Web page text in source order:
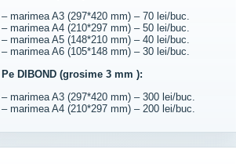
– marimea A3 (297*420 mm) – 70 lei/buc.
– marimea A4 (210*297 mm) – 50 lei/buc.
– marimea A5 (148*210 mm) – 40 lei/buc.
– marimea A6 (105*148 mm) – 30 lei/buc.
Pe DIBOND (grosime 3 mm ):
– marimea A3 (297*420 mm) – 300 lei/buc.
– marimea A4 (210*297 mm) – 200 lei/buc.